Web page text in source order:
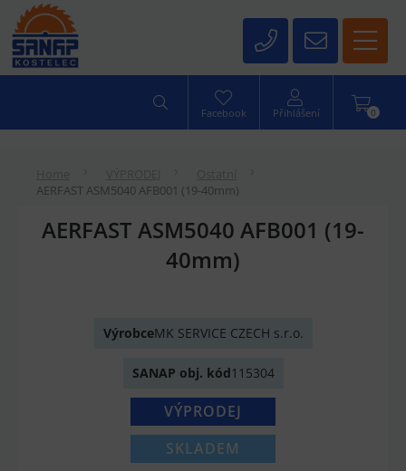
0
Facebook Přihlášení
AERFAST ASM5040 AFB001 (19-40mm)
AERFAST ASM5040 AFB001 (19-
40mm)
VýrobceMK SERVICE CZECH s.r.o.
SANAP obj. kód115304
VÝPRODEJ
SKLADEM